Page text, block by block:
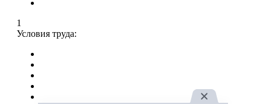
1
Условия труда: